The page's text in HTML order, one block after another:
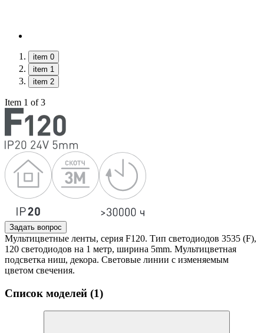
item 0
item 1
item 2
Item 1 of 3
Задать вопрос
Мультицветные ленты, серия F120. Тип светодиодов 3535 (F),
120 светодиодов на 1 метр, ширина 5mm. Мультицветная
подсветка ниш, декора. Световые линии с изменяемым
цветом свечения.
Список моделей (1)